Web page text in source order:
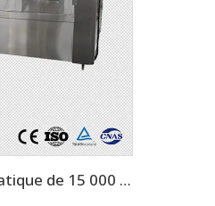
ligne de production automatique de 15 000 BPH pour 500 ml d'eau minérale (CGF32-32-8)